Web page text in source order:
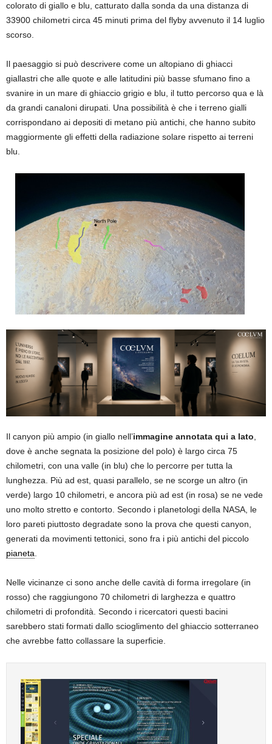
colorato di giallo e blu, catturato dalla sonda da una distanza di
33900 chilometri circa 45 minuti prima del flyby avvenuto il 14 luglio
scorso.
Il paesaggio si può descrivere come un altopiano di ghiacci
giallastri che alle quote e alle latitudini più basse sfumano fino a
svanire in un mare di ghiaccio grigio e blu, il tutto percorso qua e là
da grandi canaloni dirupati. Una possibilità è che i terreno gialli
corrispondano ai depositi di metano più antichi, che hanno subito
maggiormente gli effetti della radiazione solare rispetto ai terreni
blu.
Il canyon più ampio (in giallo nell’immagine annotata qui a lato
dove è anche segnata la posizione del polo) è largo circa 75
chilometri, con una valle (in blu) che lo percorre per tutta la
lunghezza. Più ad est, quasi parallelo, se ne scorge un altro (in
verde) largo 10 chilometri, e ancora più ad est (in rosa) se ne vede
uno molto stretto e contorto. Secondo i planetologi della NASA, le
loro pareti piuttosto degradate sono la prova che questi canyon,
generati da movimenti tettonici, sono fra i più antichi del piccolo
pianeta
Nelle vicinanze ci sono anche delle cavità di forma irregolare (in
rosso) che raggiungono 70 chilometri di larghezza e quattro
chilometri di profondità. Secondo i ricercatori questi bacini
sarebbero stati formati dallo scioglimento del ghiaccio sotterraneo
che avrebbe fatto collassare la superficie.